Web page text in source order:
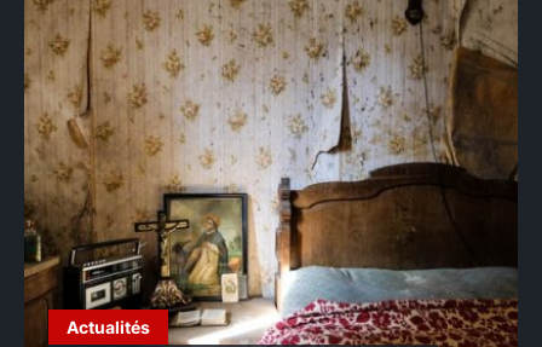
Actualités
Revival
A propos
CONTACT